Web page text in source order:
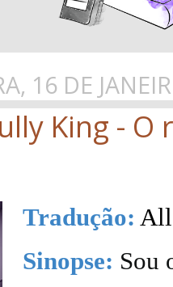
16 DE
King - O
Tradução:
Sinopse: Sou